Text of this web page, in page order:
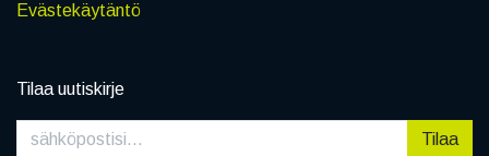
Evästekäytäntö
Tilaa uutiskirje
Tilaa